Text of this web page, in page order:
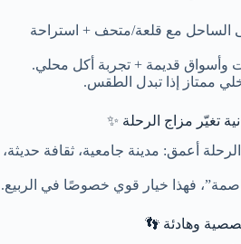
الساحل مع قلعة/متحف + استراحة
وأسواق قديمة + تجربة أكل محلي.
ممتاز إذا تبدل الطقس.
أعمق: مدينة جامعية، ثقافة حديثة،
فهذا خيار قوي خصوصًا في الربيع.